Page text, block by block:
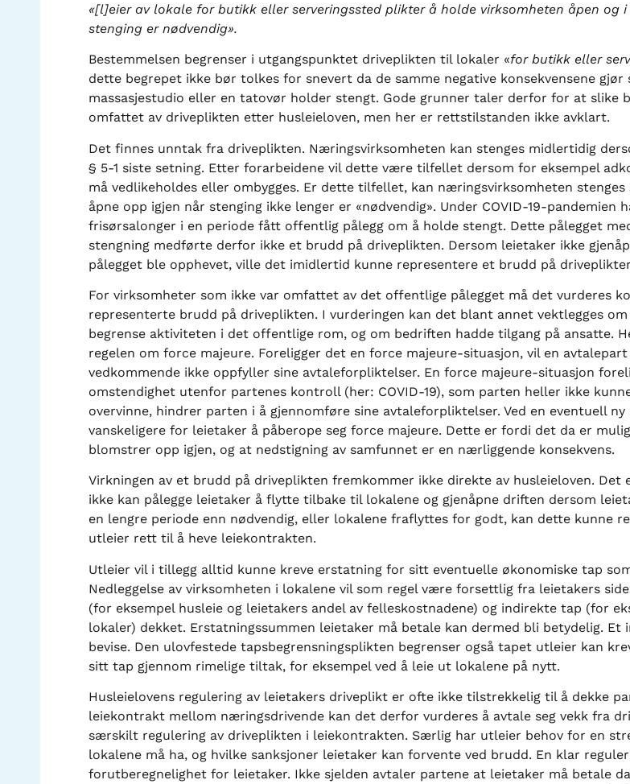
«[l]eier av lokale for butikk eller serveringssted plikter å holde virksomheten åpen
stenging er nødvendig».
Bestemmelsen begrenser i utgangspunktet driveplikten til lokaler «for butikk eller
dette begrepet ikke bør tolkes for snevert da de samme negative konsekvensene
massasjestudio eller en tatovør holder stengt. Gode grunner taler derfor for at slike
omfattet av driveplikten etter husleieloven, men her er rettstilstanden ikke avklart.
Det finnes unntak fra driveplikten. Næringsvirksomheten kan stenges midlertidig
§ 5-1 siste setning. Etter forarbeidene vil dette være tilfellet dersom for eksempel
må vedlikeholdes eller ombygges. Er dette tilfellet, kan næringsvirksomheten
åpne opp igjen når stenging ikke lenger er «nødvendig». Under COVID-19-
frisørsalonger i en periode fått offentlig pålegg om å holde stengt. Dette pålegget
stengning medførte derfor ikke et brudd på driveplikten. Dersom leietaker ikke
pålegget ble opphevet, ville det imidlertid kunne representere et brudd på
For virksomheter som ikke var omfattet av det offentlige pålegget må det vurderes
representerte brudd på driveplikten. I vurderingen kan det blant annet vektlegges
begrense aktiviteten i det offentlige rom, og om bedriften hadde tilgang på ansatte.
regelen om force majeure. Foreligger det en force majeure-situasjon, vil en
vedkommende ikke oppfyller sine avtaleforpliktelser. En force majeure-situasjon
omstendighet utenfor partenes kontroll (her: COVID-19), som parten heller ikke
overvinne, hindrer parten i å gjennomføre sine avtaleforpliktelser. Ved en eventuell
vanskeligere for leietaker å påberope seg force majeure. Dette er fordi det da er
blomstrer opp igjen, og at nedstigning av samfunnet er en nærliggende konsekvens.
Virkningen av et brudd på driveplikten fremkommer ikke direkte av husleieloven.
ikke kan pålegge leietaker å flytte tilbake til lokalene og gjenåpne driften dersom
en lengre periode enn nødvendig, eller lokalene fraflyttes for godt, kan dette kunne
utleier rett til å heve leiekontrakten.
Utleier vil i tillegg alltid kunne kreve erstatning for sitt eventuelle økonomiske tap
Nedleggelse av virksomheten i lokalene vil som regel være forsettlig fra leietakers
(for eksempel husleie og leietakers andel av felleskostnadene) og indirekte tap (for
lokaler) dekket. Erstatningssummen leietaker må betale kan dermed bli betydelig.
bevise. Den ulovfestede tapsbegrensningsplikten begrenser også tapet utleier kan
sitt tap gjennom rimelige tiltak, for eksempel ved å leie ut lokalene på nytt.
Husleielovens regulering av leietakers driveplikt er ofte ikke tilstrekkelig til å dekke
leiekontrakt mellom næringsdrivende kan det derfor vurderes å avtale seg vekk fra
særskilt regulering av driveplikten i leiekontrakten. Særlig har utleier behov for en
lokalene må ha, og hvilke sanksjoner leietaker kan forvente ved brudd. En klar
forutberegnelighet for leietaker. Ikke sjelden avtaler partene at leietaker må betale